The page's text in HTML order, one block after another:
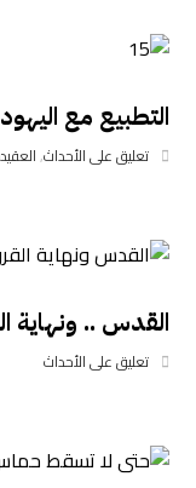
التطبيع مع
تعليق على الأحداث,
القدس .. ونهاية
تعليق على الأحداث